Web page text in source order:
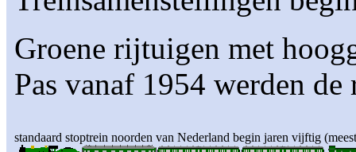
Groene rijtuigen met
Pas vanaf 1954 werden
standaard stoptrein noorden van Nederland begin jaren vijftig